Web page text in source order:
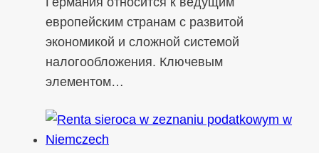
европейским странам с развитой
экономикой и сложной системой
налогообложения. Ключевым
элементом…